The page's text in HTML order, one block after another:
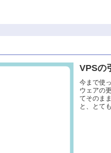
VPSの
今まで使
ウェアの
てそのま
と、とて